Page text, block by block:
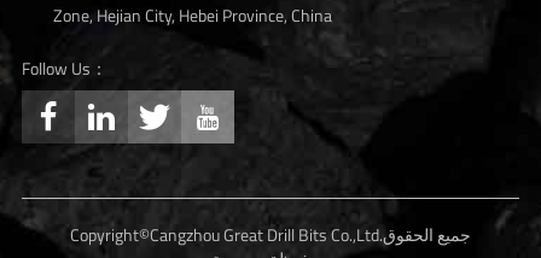
Zone, Hejian City, Hebei Province, China
Follow Us：
   
Copyright©Cangzhou Great Drill Bits Co.,Ltd.جميع الحقوق